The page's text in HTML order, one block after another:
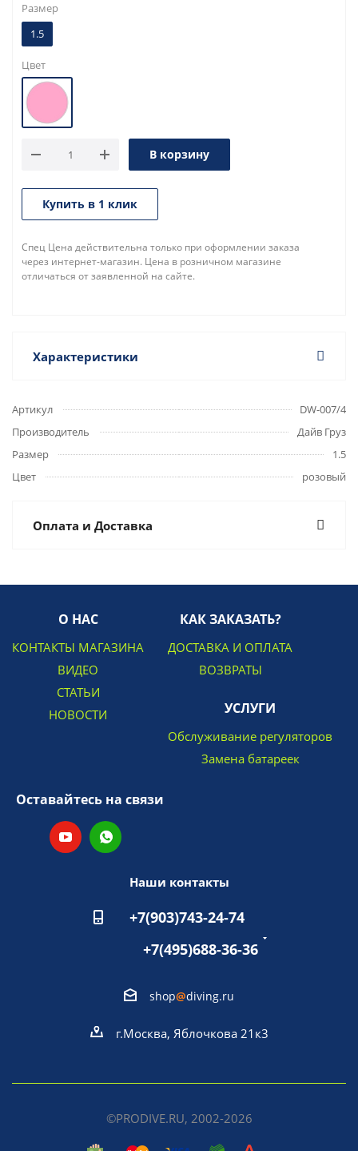
Размер
1.5
Цвет
В корзину
Купить в 1 клик
Спец Цена действительна только при оформлении заказа
через интернет-магазин. Цена в розничном магазине
отличаться от заявленной на сайте.
Характеристики
Артикул
DW-007/4
Производитель
Дайв Груз
Размер
1.5
Цвет
розовый
Оплата и Доставка
О НАС
КОНТАКТЫ МАГАЗИНА
ВИДЕО
СТАТЬИ
НОВОСТИ
КАК ЗАКАЗАТЬ?
ДОСТАВКА И ОПЛАТА
ВОЗВРАТЫ
УСЛУГИ
Обслуживание регуляторов
Замена батареек
Оставайтесь на связи
Наши контакты
+7(903)743-24-74
+7(495)688-36-36
shop@diving.ru
г.Москва, Яблочкова 21к3
©PRODIVE.RU, 2002-2026